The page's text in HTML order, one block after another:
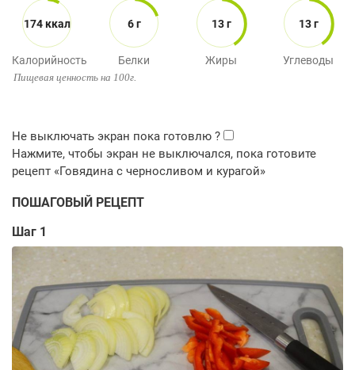
174 ккал
Калорийность
6 г
Белки
13 г
Жиры
13 г
Углеводы
Пищевая ценность на 100г.
ПОШАГОВЫЙ РЕЦЕПТ
Шаг 1